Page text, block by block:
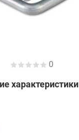
0
характеристики